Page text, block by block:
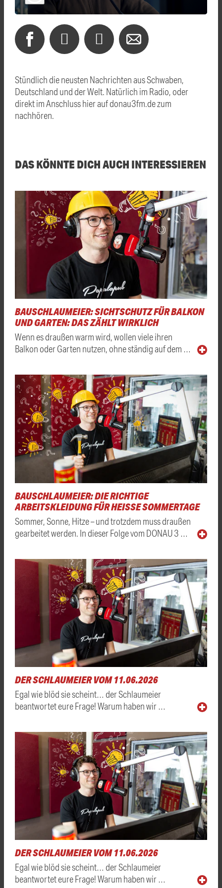
Stündlich die neusten Nachrichten aus Schwaben,
Deutschland und der Welt. Natürlich im Radio, oder
direkt im Anschluss hier auf donau3fm.de zum
nachhören.
DAS KÖNNTE DICH AUCH INTERESSIEREN
BAUSCHLAUMEIER: SICHTSCHUTZ FÜR BALKON
UND GARTEN: DAS ZÄHLT WIRKLICH
Wenn es draußen warm wird, wollen viele ihren
Balkon oder Garten nutzen, ohne ständig auf dem …
BAUSCHLAUMEIER: DIE RICHTIGE
ARBEITSKLEIDUNG FÜR HEISSE SOMMERTAGE
Sommer, Sonne, Hitze – und trotzdem muss draußen
gearbeitet werden. In dieser Folge vom DONAU 3 …
DER SCHLAUMEIER VOM 11.06.2026
Egal wie blöd sie scheint… der Schlaumeier
beantwortet eure Frage! Warum haben wir …
DER SCHLAUMEIER VOM 11.06.2026
Egal wie blöd sie scheint… der Schlaumeier
beantwortet eure Frage! Warum haben wir …